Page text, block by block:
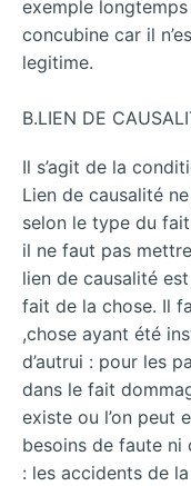
exemple
concubine car il
legitime.
B.LIEN DE
Il s’agit de la
Lien de causalité
selon le type du
il ne faut pas
lien de causalité est
fait de la chose. Il
,chose ayant été
d’autrui : pour les
dans le fait
existe ou l’on peut
besoins de faute ni
: les accidents de